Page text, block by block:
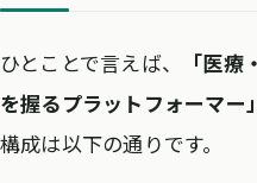
ひとことで言えば、
「医
を握るプラットフォーマー」
構成は以下の通りです。